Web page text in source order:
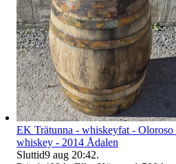
EK Trätunna - whiskeyfat -
whiskey - 2014 Ådalen
Sluttid9 aug 20:42.